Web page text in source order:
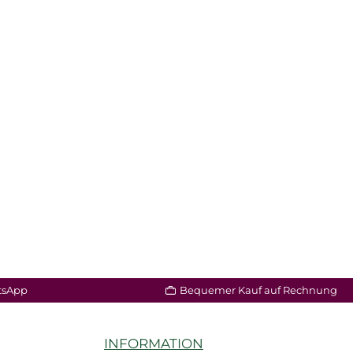
Bequemer Kauf auf Rechnung
INFORMATION